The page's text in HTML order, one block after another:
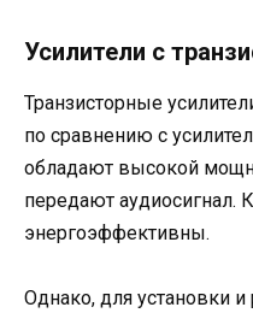
Усилители с
Транзисторные
по сравнению с
обладают высокой
передают аудиосигнал.
энергоэффективны.
Однако, для установки и